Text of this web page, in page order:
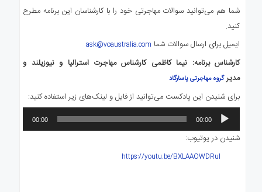
شما هم می‌توانید سوالات مهاجرتی خود را با کارشناسان این برنامه مطرح
کنید.
ایمیل برای ارسال سوالات شما ask@voaustralia.com
کارشناس برنامه: نیما کاظمی کارشناس مهاجرت استرالیا و نیوزیلند و
مدیرگروه مهاجرتی پاسارگاد
برای شنیدن این پادکست می‌توانید از فایل و لینک‌های زیر استفاده کنید:
پخش‌کننده
صوت
00:00
00:00
شنیدن در یوتیوب: